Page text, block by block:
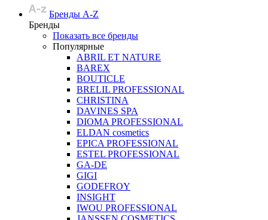
Бренды A-Z
Бренды
Показать все бренды
Популярные
ABRIL ET NATURE
BAREX
BOUTICLE
BRELIL PROFESSIONAL
CHRISTINA
DAVINES SPA
DIOMA PROFESSIONAL
ELDAN cosmetics
EPICA PROFESSIONAL
ESTEL PROFESSIONAL
GA-DE
GIGI
GODEFROY
INSIGHT
IWOU PROFESSIONAL